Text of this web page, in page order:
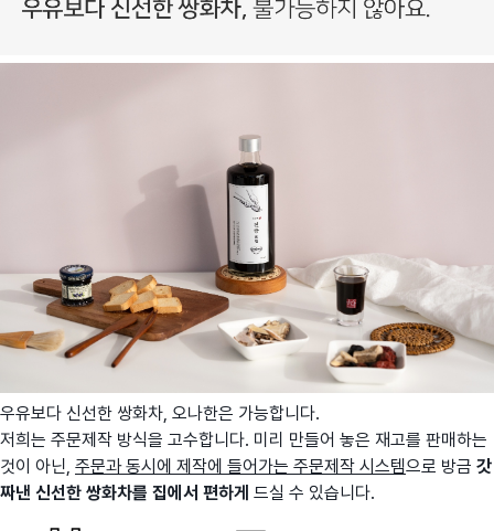
우유보다 신선한 쌍화차, 오나한은 가능합니다.
저희는 주문제작 방식을 고수합니다. 미리 만들어 놓은 재고를 판매하는
것이 아닌, 주문과 동시에 제작에 들어가는 주문제작 시스템으로 방금 갓
짜낸 신선한 쌍화차를 집에서 편하게 드실 수 있습니다.